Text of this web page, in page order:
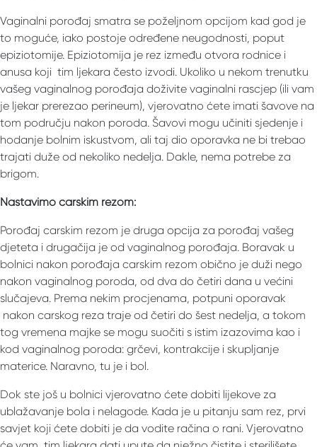
Vaginalni porođaj smatra se poželjnom opcijom kad god je
to moguće, iako postoje određene neugodnosti, poput
epiziotomije. Epiziotomija je rez između otvora rodnice i
anusa koji tim ljekara često izvodi. Ukoliko u nekom trenutku
vašeg vaginalnog porođaja doživite vaginalni rascjep (ili vam
je ljekar prerezao perineum), vjerovatno ćete imati šavove na
tom području nakon poroda. Šavovi mogu učiniti sjedenje i
hodanje bolnim iskustvom, ali taj dio oporavka ne bi trebao
trajati duže od nekoliko nedelja. Dakle, nema potrebe za
brigom.
Nastavimo carskim rezom:
Porođaj carskim rezom je druga opcija za porođaj vašeg
djeteta i drugačija je od vaginalnog porođaja. Boravak u
bolnici nakon porođaja carskim rezom obično je duži nego
nakon vaginalnog poroda, od dva do četiri dana u većini
slučajeva. Prema nekim procjenama, potpuni oporavak
nakon carskog reza traje od četiri do šest nedelja, a tokom
tog vremena majke se mogu suočiti s istim izazovima kao i
kod vaginalnog poroda: grčevi, kontrakcije i skupljanje
materice. Naravno, tu je i bol.
Dok ste još u bolnici vjerovatno ćete dobiti lijekove za
ublažavanje bola i nelagode. Kada je u pitanju sam rez, prvi
savjet koji ćete dobiti je da vodite račina o rani. Vjerovatno